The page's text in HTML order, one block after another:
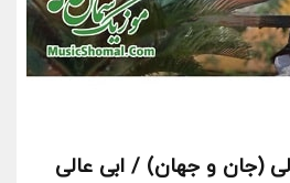
(جان و جهان) / ابی عالی